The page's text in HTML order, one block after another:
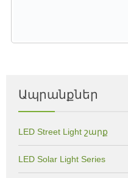
Ապրանքներ
LED Street Light շարք
LED Solar Light Series